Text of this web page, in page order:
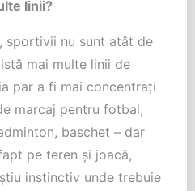
linii?
sportivii nu sunt atât de
mai multe linii de
par a fi mai concentrați
marcaj pentru fotbal,
baschet – dar
pe teren și joacă,
instinctiv unde trebuie